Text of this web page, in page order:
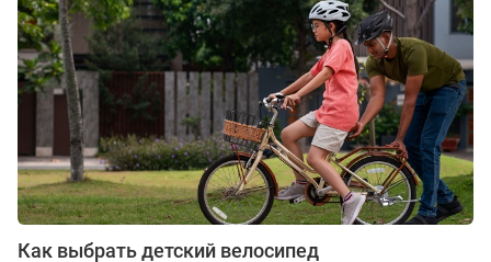
Как выбрать детский велосипед